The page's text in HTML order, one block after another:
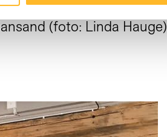
(foto: Linda Hauge)